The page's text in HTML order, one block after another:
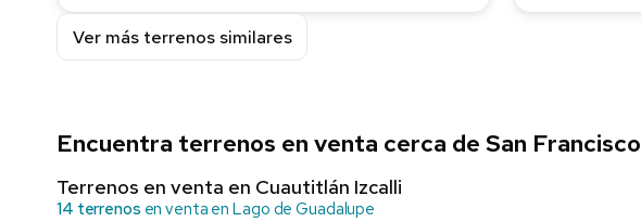
Ver más terrenos similares
Encuentra terrenos en venta cerca de San
Terrenos en venta en Cuautitlán Izcalli
14 terrenos en venta en Lago de Guadalupe